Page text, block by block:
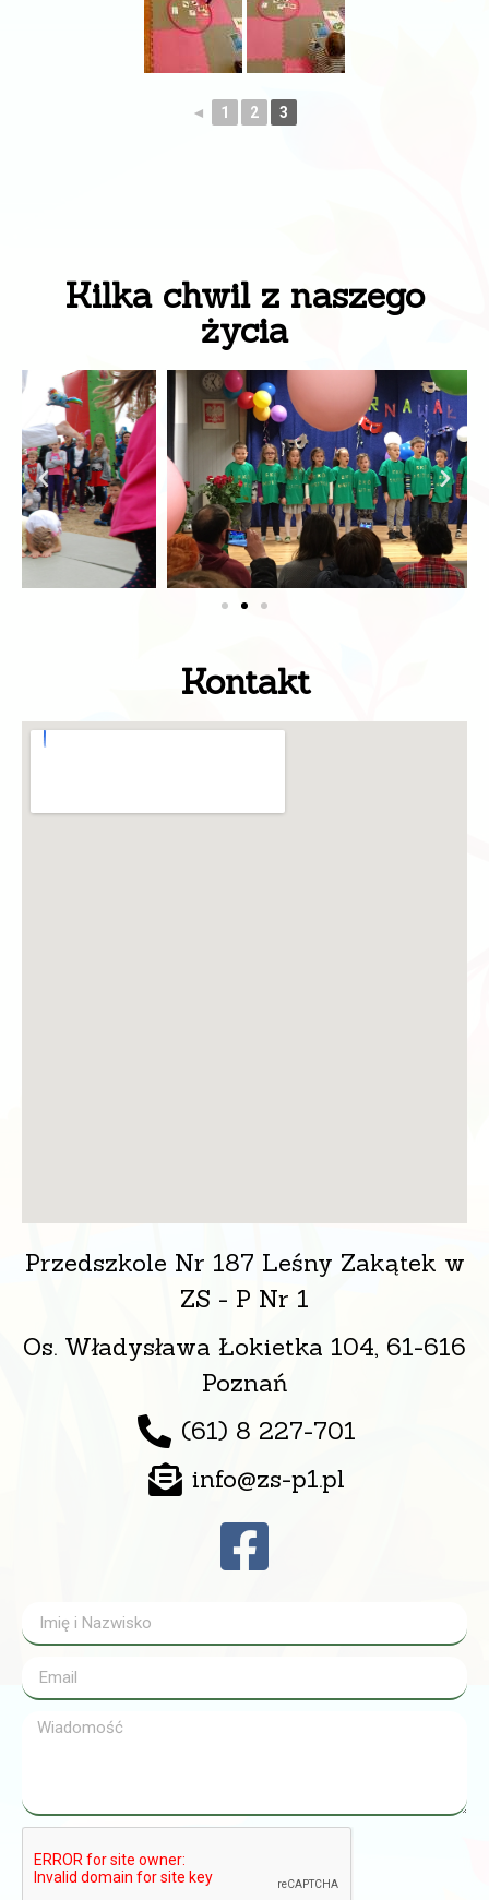
◄ 1 2 3
Kilka chwil z naszego
życia
Kontakt
Przedszkole Nr 187 Leśny Zakątek w
ZS - P Nr 1
Os. Władysława Łokietka 104, 61-616
Poznań
(61) 8 227-701
info@zs-p1.pl